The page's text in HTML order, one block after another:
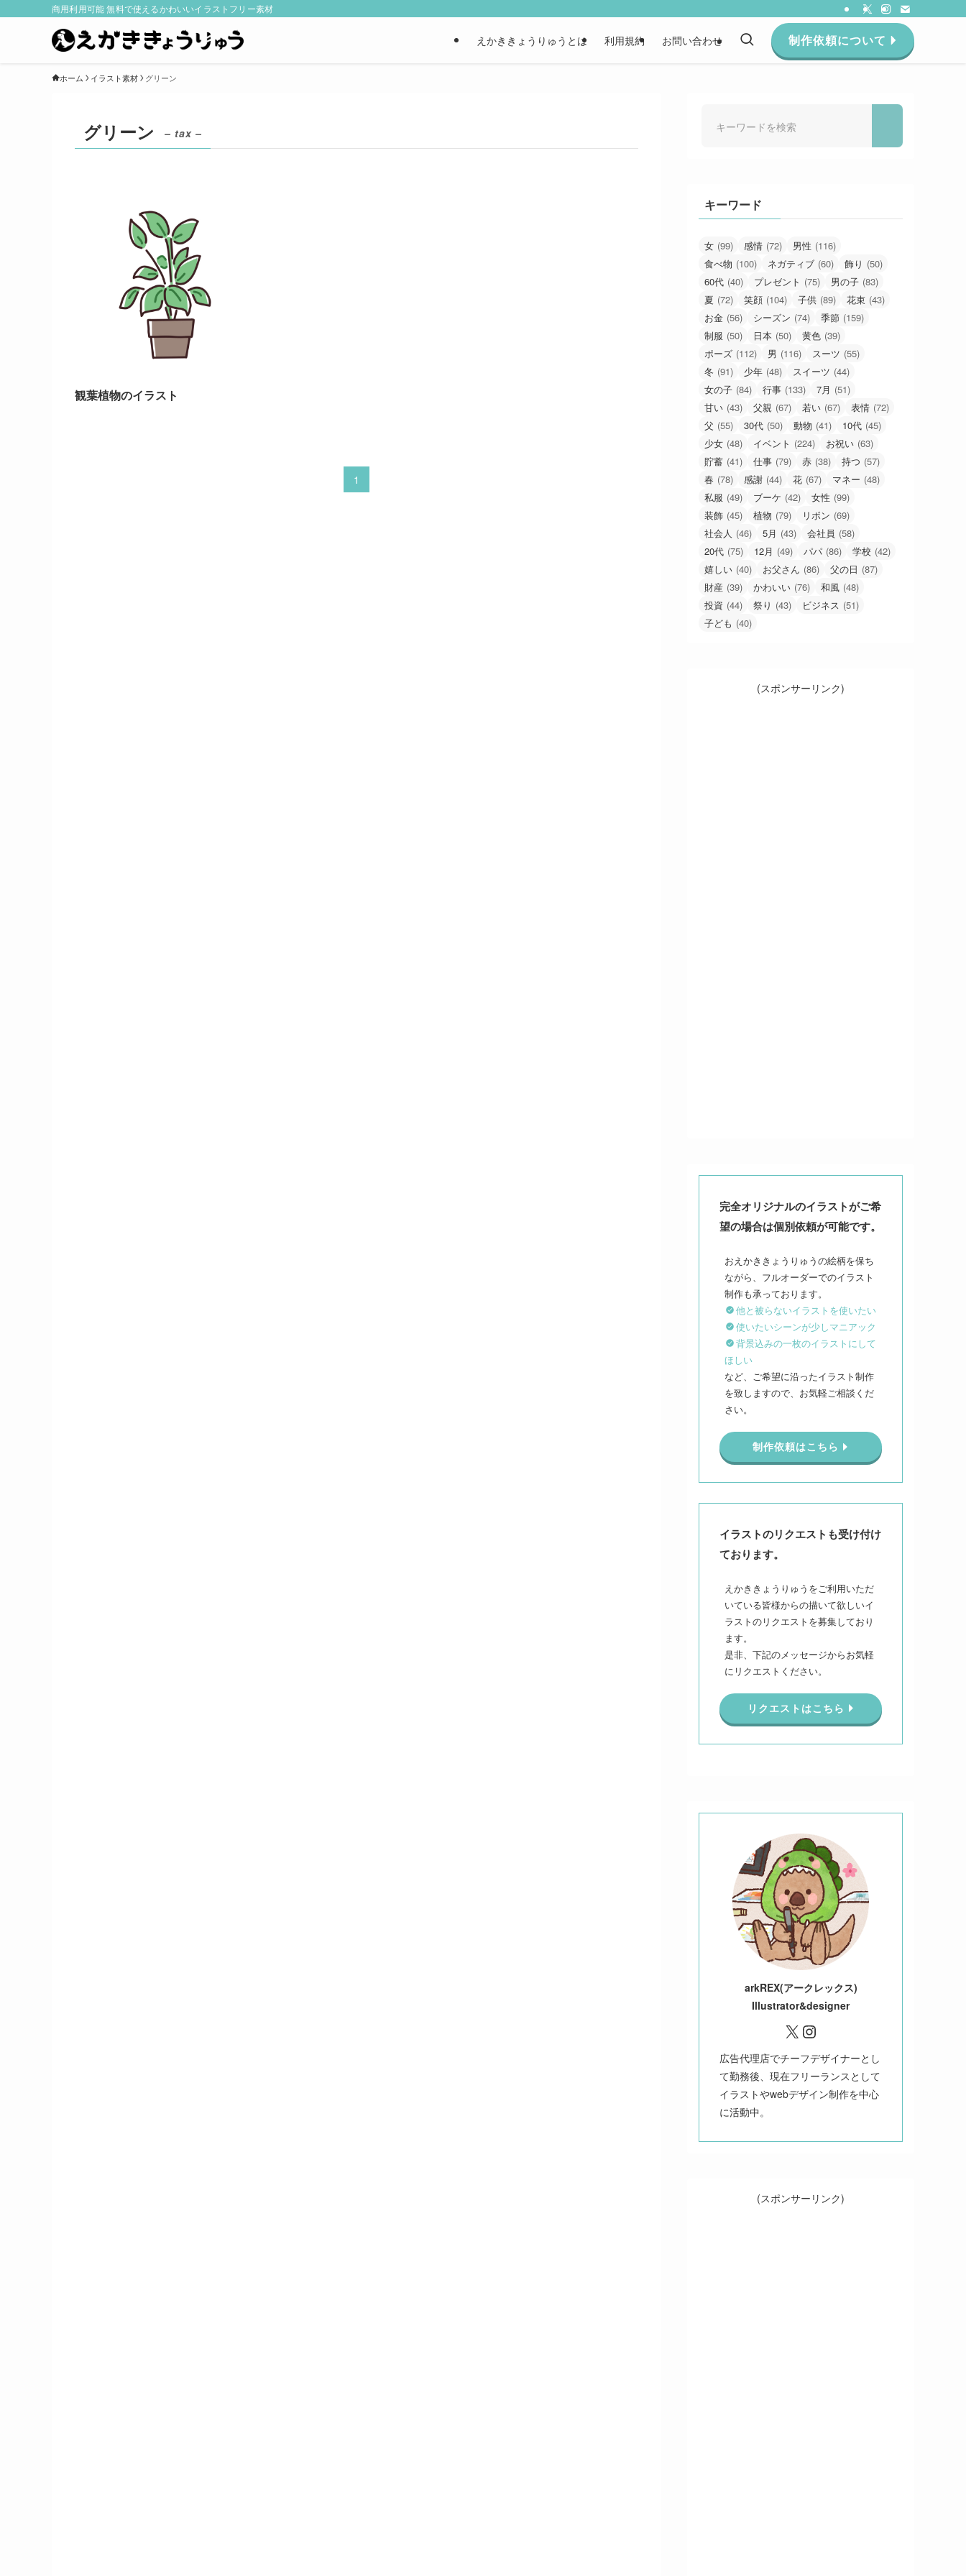
商用利用可能 無料で使えるかわいいイラストフリー素材
えかききょうりゅうとは 利用規約 お問い合わせ 制作依頼について
ホーム イラスト素材 グリーン
グリーン – tax –
観葉植物のイラスト
1
キーワード
女 (99) 感情 (72) 男性 (116)
食べ物 (100) ネガティブ (60) 飾り (50)
60代 (40) プレゼント (75) 男の子 (83)
夏 (72) 笑顔 (104) 子供 (89) 花束 (43)
お金 (56) シーズン (74) 季節 (159)
制服 (50) 日本 (50) 黄色 (39)
ポーズ (112) 男 (116) スーツ (55)
冬 (91) 少年 (48) スイーツ (44)
女の子 (84) 行事 (133) 7月 (51)
甘い (43) 父親 (67) 若い (67) 表情 (72)
父 (55) 30代 (50) 動物 (41) 10代 (45)
少女 (48) イベント (224) お祝い (63)
貯蓄 (41) 仕事 (79) 赤 (38) 持つ (57)
春 (78) 感謝 (44) 花 (67) マネー (48)
私服 (49) ブーケ (42) 女性 (99)
装飾 (45) 植物 (79) リボン (69)
社会人 (46) 5月 (43) 会社員 (58)
20代 (75) 12月 (49) パパ (86) 学校 (42)
嬉しい (40) お父さん (86) 父の日 (87)
財産 (39) かわいい (76) 和風 (48)
投資 (44) 祭り (43) ビジネス (51)
子ども (40)
(スポンサーリンク)
完全オリジナルのイラストがご希
望の場合は個別依頼が可能です。
おえかききょうりゅうの絵柄を保ち
ながら、フルオーダーでのイラスト
他と被らないイラストを使いたい
使いたいシーンが少しマニアック
背景込みの一枚のイラストにして
ほしい
など、ご希望に沿ったイラスト制作
を致しますので、お気軽ご相談くだ
さい。
制作依頼はこちら
イラストのリクエストも受け付け
ております。
えかききょうりゅうをご利用いただ
いている皆様からの描いて欲しいイ
ラストのリクエストを募集しており
ます。
是非、下記のメッセージからお気軽
にリクエストください。
リクエストはこちら
arkREX(アークレックス)
Illustrator&designer
X Instagram
広告代理店でチーフデザイナーとし
て勤務後、現在フリーランスとして
イラストやwebデザイン制作を中心
に活動中。
(スポンサーリンク)